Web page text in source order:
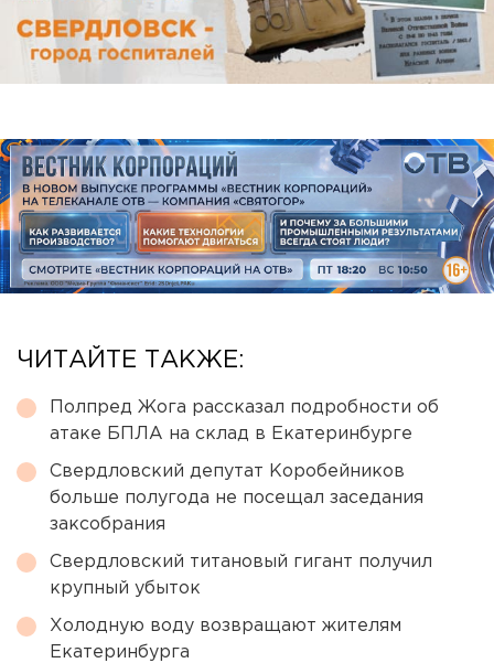
ЧИТАЙТЕ ТАКЖЕ:
Полпред Жога рассказал подробности об
атаке БПЛА на склад в Екатеринбурге
Свердловский депутат Коробейников
больше полугода не посещал заседания
заксобрания
Свердловский титановый гигант получил
крупный убыток
Холодную воду возвращают жителям
Екатеринбурга